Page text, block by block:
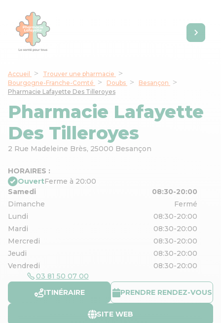
Accueil
Trouver une pharmacie
Bourgogne-Franche-Comté
Doubs
Besançon
Pharmacie Lafayette Des Tilleroyes
Pharmacie Lafayette
Des Tilleroyes
2 Rue Madeleine Brès, 25000 Besançon
HORAIRES :
OuvertFerme à 20:00
Samedi
08:30-20:00
Dimanche
Fermé
Lundi
08:30-20:00
Mardi
08:30-20:00
Mercredi
08:30-20:00
Jeudi
08:30-20:00
Vendredi
08:30-20:00
03 81 50 07 00
ITINÉRAIRE
PRENDRE RENDEZ-VOUS
SITE WEB